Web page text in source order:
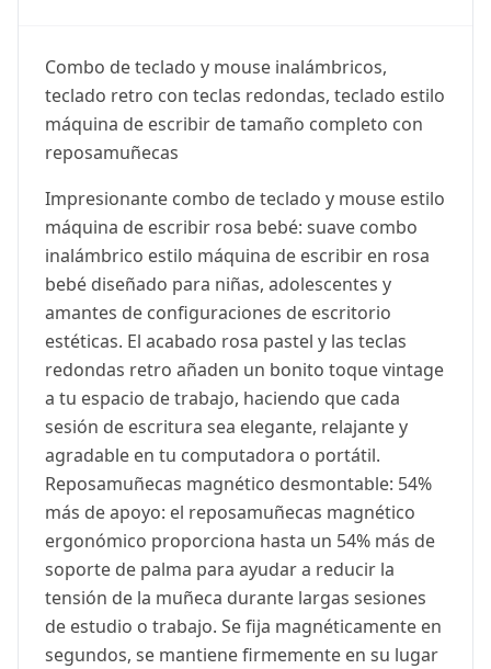
Combo de teclado y mouse inalámbricos,
teclado retro con teclas redondas, teclado estilo
máquina de escribir de tamaño completo con
reposamuñecas
Impresionante combo de teclado y mouse estilo
máquina de escribir rosa bebé: suave combo
inalámbrico estilo máquina de escribir en rosa
bebé diseñado para niñas, adolescentes y
amantes de configuraciones de escritorio
estéticas. El acabado rosa pastel y las teclas
redondas retro añaden un bonito toque vintage
a tu espacio de trabajo, haciendo que cada
sesión de escritura sea elegante, relajante y
agradable en tu computadora o portátil.
Reposamuñecas magnético desmontable: 54%
más de apoyo: el reposamuñecas magnético
ergonómico proporciona hasta un 54% más de
soporte de palma para ayudar a reducir la
tensión de la muñeca durante largas sesiones
de estudio o trabajo. Se fija magnéticamente en
segundos, se mantiene firmemente en su lugar